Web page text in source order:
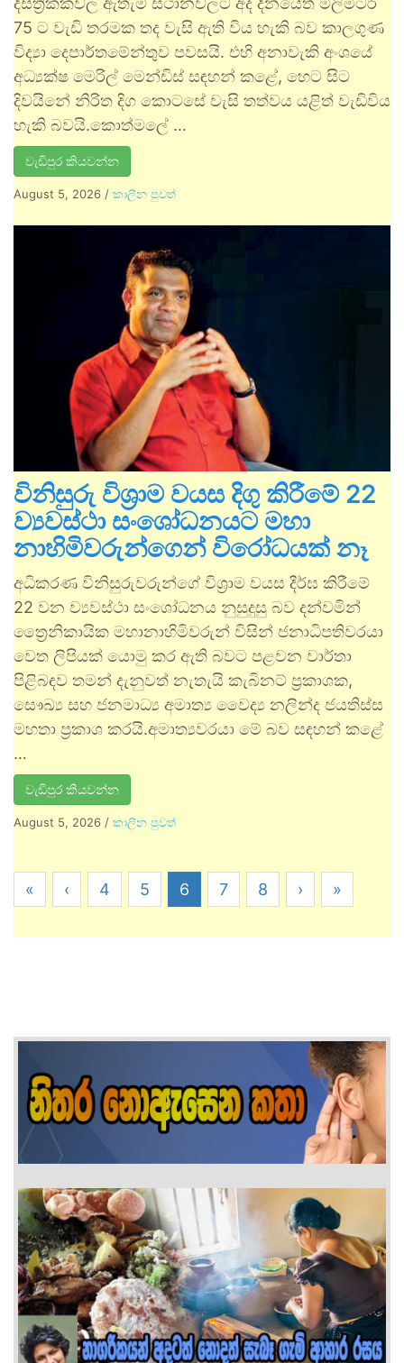
75 ට වැඩි තරමක තද වැසි ඇති විය හැකි බව කාලගුණ
විද්‍යා දෙපාර්තමේන්තුව පවසයි. එහි අනාවැකි අංශයේ
අධ්‍යක්ෂ මෙරිල් මෙන්ඩිස් සඳහන් කළේ, හෙට සිට
දිවයිනේ නිරිත දිග කොටසේ වැසි තත්වය යළිත් වැඩිවිය
හැකි බවයි.කොත්මලේ …
වැඩිපුර කියවන්න
August 5, 2026 / කාලීන පුවත්
විනිසුරු විශ්‍රාම වයස දිගු කිරීමේ 22
ව්‍යවස්ථා සංශෝධනයට මහා
නාහිමිවරුන්ගෙන් විරෝධයක් නෑ
අධිකරණ විනිසුරුවරුන්ගේ විශ්‍රාම වයස දීර්ඝ කිරීමේ
22 වන ව්‍යවස්ථා සංශෝධනය නුසුදුසු බව දන්වමින්
ත්‍රෛනිකායික මහානාහිමිවරුන් විසින් ජනාධිපතිවරයා
වෙත ලිපියක් යොමු කර ඇති බවට පළවන වාර්තා
පිළිබඳව තමන් දැනුවත් නැතැයි කැබිනට් ප්‍රකාශක,
සෞඛ්‍ය සහ ජනමාධ්‍ය අමාත්‍ය වෛද්‍ය නලින්ද ජයතිස්ස
මහතා ප්‍රකාශ කරයි.අමාත්‍යවරයා මේ බව සඳහන් කළේ
…
වැඩිපුර කියවන්න
August 5, 2026 / කාලීන පුවත්
« ‹ 4 5 6 7 8 › »